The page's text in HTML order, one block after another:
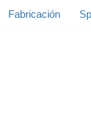
Fabricación